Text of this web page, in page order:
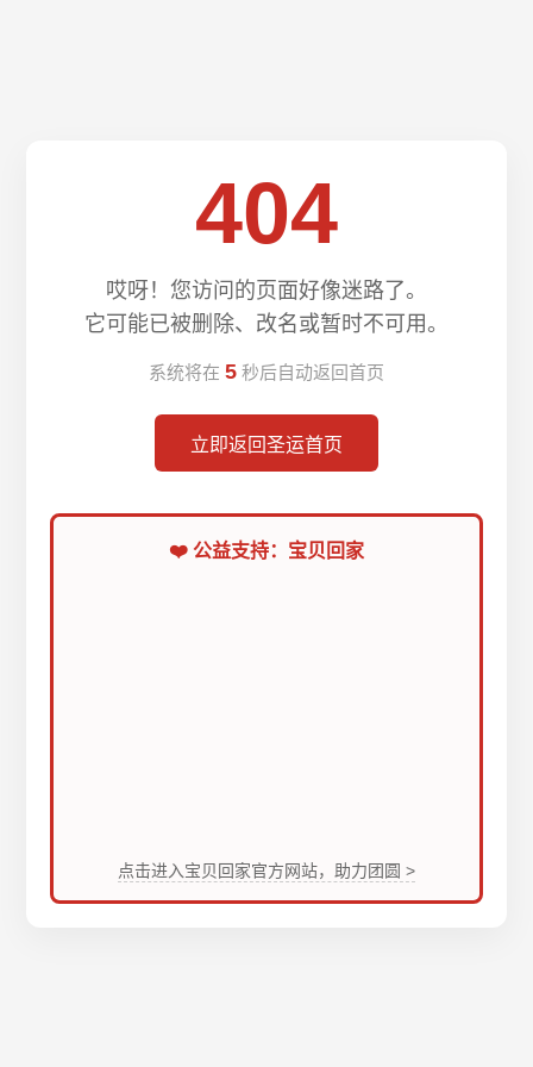
404
哎呀！您访问的页面好像迷路了。
它可能已被删除、改名或暂时不可用。
系统将在 5 秒后自动返回首页
立即返回圣运首页
❤️ 公益支持：宝贝回家
点击进入宝贝回家官方网站，助力团圆 >